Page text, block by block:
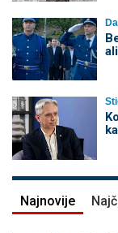
Najnovije